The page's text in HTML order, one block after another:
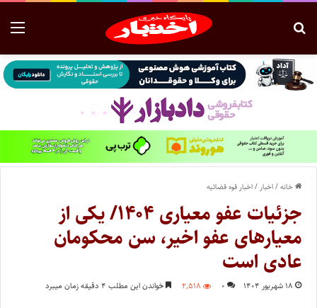
خانه/اخبار /اخبار قوه قضائیه
جزئیات عفو معیاری ۱۴۰۴/ یکی از
معیار‌های عفو اخیر، سن محکومان
عادی است
۱۸ شهریور ۱۴۰۴ ۰ ۲,۵۱۸ خواندن این مطلب ۴ دقیقه زمان میبرد